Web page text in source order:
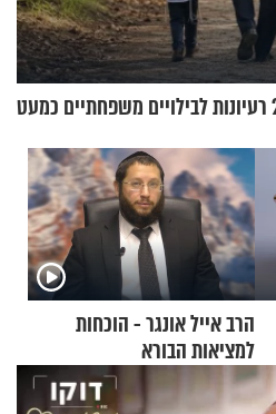
בלי להוציא מאות שקלים: 20 רעיונות לבילויים משפחתיים כמעט
הרב אייל אונגר - הוכחות
למציאות הבורא